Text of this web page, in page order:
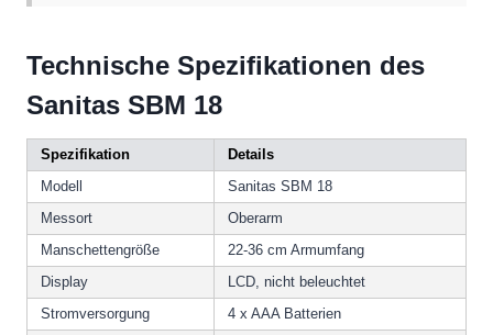
Technische Spezifikationen des
Sanitas SBM 18
Spezifikation
Details
Modell
Sanitas SBM 18
Messort
Oberarm
Manschettengröße
22-36 cm Armumfang
Display
LCD, nicht beleuchtet
Stromversorgung
4 x AAA Batterien